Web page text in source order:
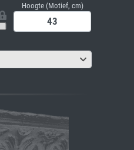
Hoogte (Motief, cm)